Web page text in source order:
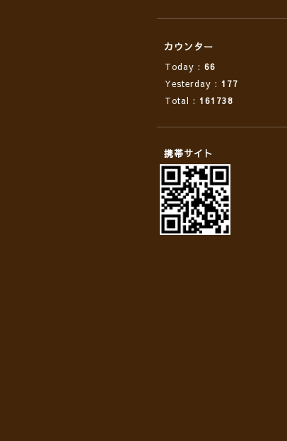
カウンター
Today : 66
Yesterday : 177
Total : 161738
携帯サイト